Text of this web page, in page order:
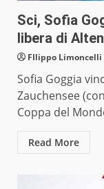
Sci, Sofia
libera di
FIlippo Limoncelli
Sofia Goggia
Zauchensee
Coppa del
Read More